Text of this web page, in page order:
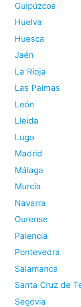
Guipúzcoa
Huelva
Huesca
Jaén
La Rioja
Las Palmas
León
Lleida
Lugo
Madrid
Málaga
Murcia
Navarra
Ourense
Palencia
Pontevedra
Salamanca
Santa Cruz de
Segovia